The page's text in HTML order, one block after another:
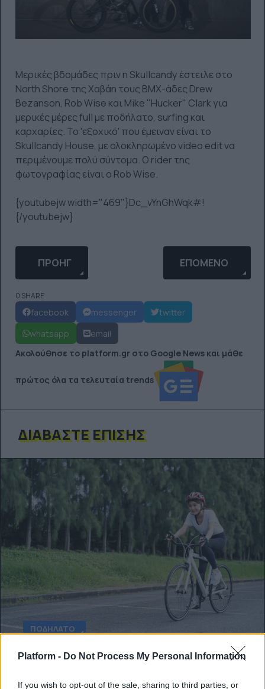
Platform - Do Not Process My Personal Information
If you wish to opt-out of the sale, sharing to third parties, or
Μερικές βδομάδες πριν η Skullcandy έστειλε στο
North Shore της Χαβάη τους BMX-άδες Drew
Bezanson, Rob Wise και Mike "Hucker" Clark για
μερικές μέρες full με ποδήλατο, surfing και
καρχαρίες. To 'εξοχικό' που έμειναν είναι το
Skullcandy House, με ολοκληρωμένο video edit να
περιμένουμε πολύ σύντομα. Ο rider της
φωτογραφίας είναι ο Rob Wise.
{youtubejw width="469"}Dc_vYnGhWqk#!
{/youtubejw}
ΠΡΟΗΓΟΎΜΕΝΟ ΆΡΘΡΟ: RED BULL MINI
ΠΡΟΗΓ ΕΠΌΜΕΝΟ ΆΡΘΡΟ:
ΕΠΌΜΕΝΟ
0 SHARE
facebook messenger
twitter
whatsapp
email
Ακολούθησε το platform.gr στο Google News και μάθε
πρώτος όλα τα τελευταία trends
ΔΙΑΒΆΣΤΕ ΕΠΊΣΗΣ
ΠΟΔΉΛΑΤΟ
Το Athens Bike Festival έρχεται και πάλι